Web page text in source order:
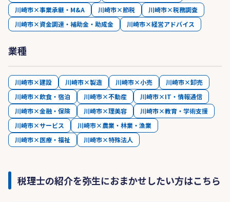
川崎市×事業承継・M&A
川崎市×節税
川崎市×税務調査
川崎市×資金調達・補助金・助成金
川崎市×経営アドバイス
業種
川崎市×建設 川崎市×製造 川崎市×小売
川崎市×卸売
川崎市×飲食・宿泊
川崎市×不動産
川崎市×IT・情報通信
川崎市×金融・保険
川崎市×理美容
川崎市×教育・学術支援
川崎市×サービス
川崎市×農業・林業・漁業
川崎市×医療・福祉
川崎市×特殊法人
税理士の紹介を弥生におまかせしたい方はこちら